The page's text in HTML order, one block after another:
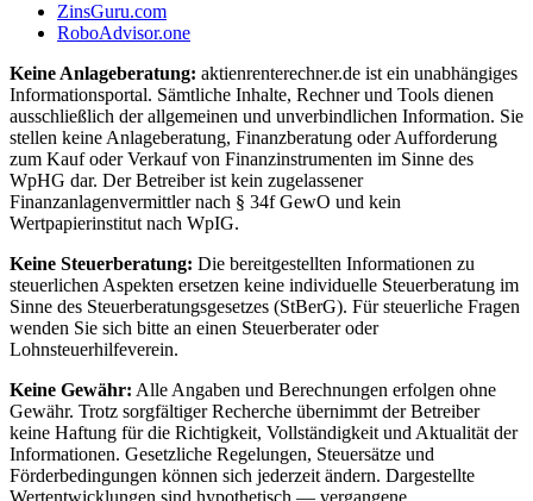
ZinsGuru.com
RoboAdvisor.one
Keine Anlageberatung: aktienrenterechner.de ist ein unabhängiges
Informationsportal. Sämtliche Inhalte, Rechner und Tools dienen
ausschließlich der allgemeinen und unverbindlichen Information. Sie
stellen keine Anlageberatung, Finanzberatung oder Aufforderung
zum Kauf oder Verkauf von Finanzinstrumenten im Sinne des
WpHG dar. Der Betreiber ist kein zugelassener
Finanzanlagenvermittler nach § 34f GewO und kein
Wertpapierinstitut nach WpIG.
Keine Steuerberatung: Die bereitgestellten Informationen zu
steuerlichen Aspekten ersetzen keine individuelle Steuerberatung im
Sinne des Steuerberatungsgesetzes (StBerG). Für steuerliche Fragen
wenden Sie sich bitte an einen Steuerberater oder
Lohnsteuerhilfeverein.
Keine Gewähr: Alle Angaben und Berechnungen erfolgen ohne
Gewähr. Trotz sorgfältiger Recherche übernimmt der Betreiber
keine Haftung für die Richtigkeit, Vollständigkeit und Aktualität der
Informationen. Gesetzliche Regelungen, Steuersätze und
Förderbedingungen können sich jederzeit ändern. Dargestellte